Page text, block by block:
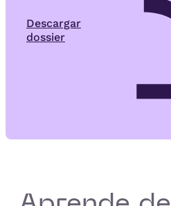
Descargar
dossier